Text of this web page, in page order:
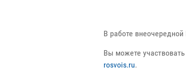
В работе
Вы можете
rosvois.ru.